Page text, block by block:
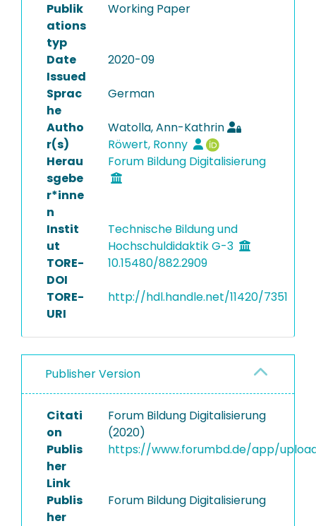
Publik
ations
typ
Working Paper
Date
Issued
2020-09
Sprac
he
German
Autho
r(s)
Watolla, Ann-Kathrin
Röwert, Ronny
Herau
sgebe
r*inne
n
Forum Bildung Digitalisierung
Instit
ut
Technische Bildung und
Hochschuldidaktik G-3
TORE-
DOI
10.15480/882.2909
TORE-
URI
http://hdl.handle.net/11420/7351
Publisher Version
Citati
on
Forum Bildung Digitalisierung
(2020)
Publis
her
Link
https://www.forumbd.de/app/
Publis
her
Forum Bildung Digitalisierung